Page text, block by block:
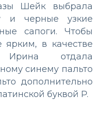
Шейк выбрала
и черные узкие
сапоги. Чтобы
ярким, в качестве
отдала
синему пальто
дополнительно
буквой P.